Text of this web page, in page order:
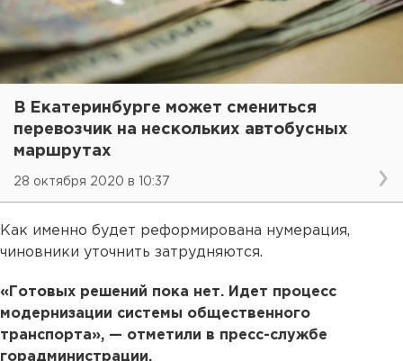
В Екатеринбурге может смениться
перевозчик на нескольких автобусных
маршрутах
28 октября 2020 в 10:37
Как именно будет реформирована нумерация,
чиновники уточнить затрудняются.
«Готовых решений пока нет. Идет процесс
модернизации системы общественного
транспорта», — отметили в пресс-службе
горадминистрации.